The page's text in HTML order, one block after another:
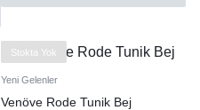
Stokta Yok
Yeni Gelenler
Venöve Rode Tunik Bej